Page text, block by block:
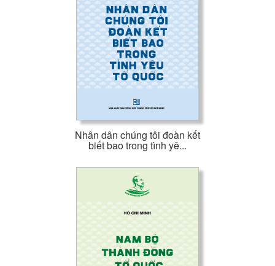
Nhân dân chúng tôi đoàn kết
biết bao trong tình yê...